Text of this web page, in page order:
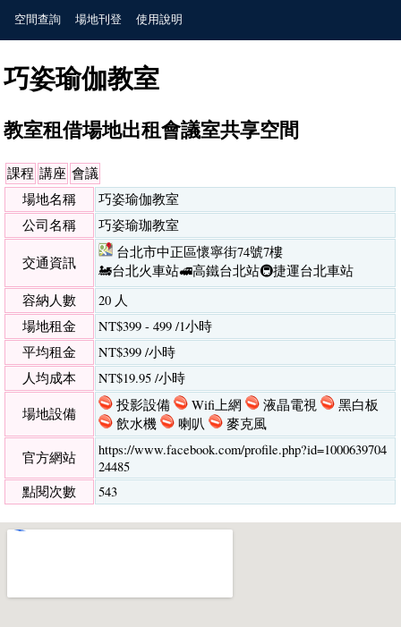
空間查詢 場地刊登 使用說明
巧姿瑜伽教室
教室租借場地出租會議室共享空間
課程 講座 會議
場地名稱
巧姿瑜伽教室
公司名稱
巧姿瑜珈教室
交通資訊
台北市中正區懷寧街74號7樓
🚂台北火車站🚅高鐵台北站🚇捷運台北車站
容納人數
20 人
場地租金
NT$399 - 499 /1小時
平均租金
NT$399 /小時
人均成本
NT$19.95 /小時
場地設備
投影設備 Wifi上網 液晶電視
黑白板
飲水機
喇叭
麥克風
官方網站
https://www.facebook.com/profile.php?id=1000639704
24485
點閱次數
543